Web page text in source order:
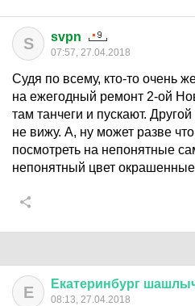
S svpn
07:57, 27.04.2018
Судя по всему, кто-то очень
на ежегодный ремонт 2-ой
там танчеги и пускают.
не вижу. А, ну может разве
посмотреть на непонятные
непонятный цвет
Е Екатеринбург
08:13, 27.04.2018